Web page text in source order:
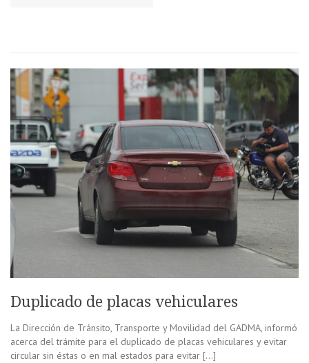
Duplicado de placas vehiculares
La Dirección de Tránsito, Transporte y Movilidad del GADMA, informó
acerca del trámite para el duplicado de placas vehiculares y evitar
circular sin éstas o en mal estados para evitar […]